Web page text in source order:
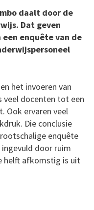
daalt door de
Dat geven
een enquête van de
het invoeren van
docenten tot een
Ook ervaren veel
Die conclusie
enquête
ingevuld door ruim
helft afkomstig is uit